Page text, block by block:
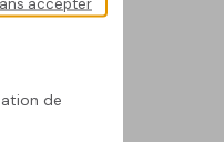
de